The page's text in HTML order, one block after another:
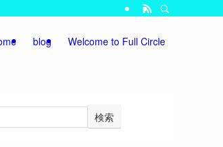
blog Welcome to Full Circle
検索